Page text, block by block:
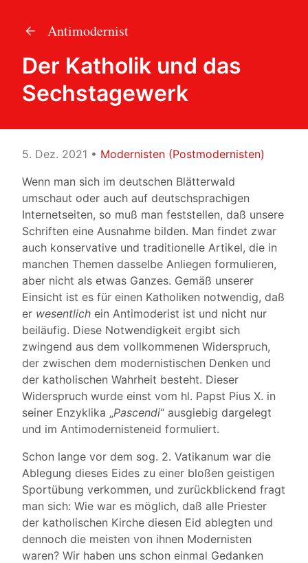
Antimodernist
Der Katholik und das
Sechstagewerk
5. Dez. 2021 • Modernisten (Postmodernisten)
Wenn man sich im deutschen Blätterwald
umschaut oder auch auf deutschsprachigen
Internetseiten, so muß man feststellen, daß unsere
Schriften eine Ausnahme bilden. Man findet zwar
auch konservative und traditionelle Artikel, die in
manchen Themen dasselbe Anliegen formulieren,
aber nicht als etwas Ganzes. Gemäß unserer
Einsicht ist es für einen Katholiken notwendig, daß
er wesentlich ein Antimoderist ist und nicht nur
beiläufig. Diese Notwendigkeit ergibt sich
zwingend aus dem vollkommenen Widerspruch,
der zwischen dem modernistischen Denken und
der katholischen Wahrheit besteht. Dieser
Widerspruch wurde einst vom hl. Papst Pius X. in
seiner Enzyklika „Pascendi“ ausgiebig dargelegt
und im Antimodernisteneid formuliert.
Schon lange vor dem sog. 2. Vatikanum war die
Ablegung dieses Eides zu einer bloßen geistigen
Sportübung verkommen, und zurückblickend fragt
man sich: Wie war es möglich, daß alle Priester
der katholischen Kirche diesen Eid ablegten und
dennoch die meisten von ihnen Modernisten
waren? Wir haben uns schon einmal Gedanken